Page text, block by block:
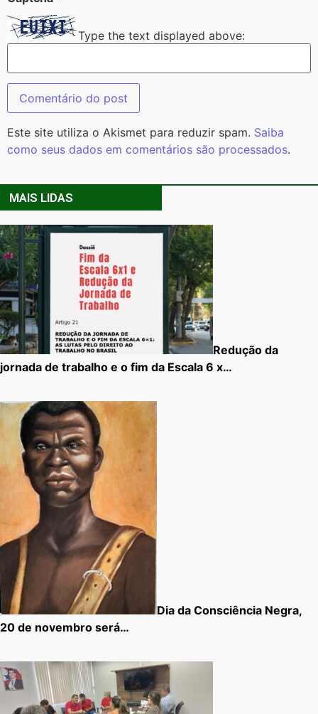
Type the text displayed above:
Este site utiliza o Akismet para reduzir spam. Saiba
como seus dados em comentários são processados.
MAIS LIDAS
Redução da
jornada de trabalho e o fim da Escala 6 x…
Dia da Consciência Negra,
20 de novembro será…